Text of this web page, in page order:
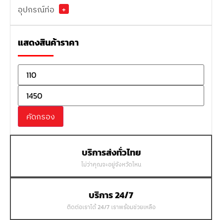
อุปกรณ์ท่อ
+
แสดงสินค้าราคา
คัดกรอง
บริการส่งทั่วไทย
ไม่ว่าคุณจะอยู่จังหวัดไหน
บริการ 24/7
ติดต่อเราได้ 24/7 เราพร้อมช่วยเหลือ